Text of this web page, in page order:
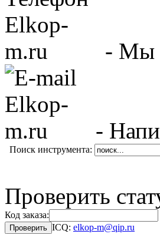
- Мы
-
Поиск инструмента:
Проверить
Код заказа:
ICQ: elkop-m@qip.ru